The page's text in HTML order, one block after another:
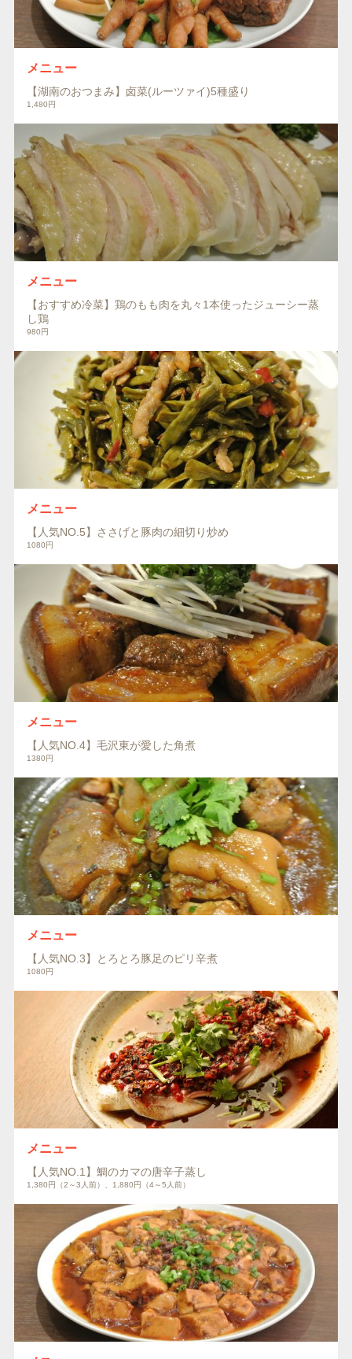
メニュー
【湖南のおつまみ】卤菜(ルーツァイ)5種盛り
1,480円
メニュー
【おすすめ冷菜】鶏のもも肉を丸々1本使ったジューシー蒸
し鶏
980円
メニュー
【人気NO.5】ささげと豚肉の細切り炒め
1080円
メニュー
【人気NO.4】毛沢東が愛した角煮
1380円
メニュー
【人気NO.3】とろとろ豚足のピリ辛煮
1080円
メニュー
【人気NO.1】鯛のカマの唐辛子蒸し
1,380円（2～3人前）、1,880円（4～5人前）